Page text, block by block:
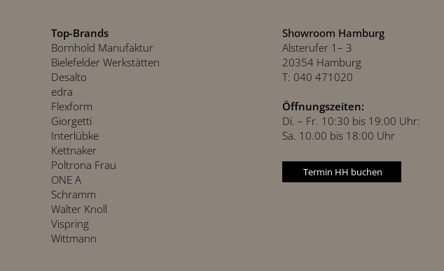
Showroom Hamburg
Alsterufer 1– 3
20354 Hamburg
T: 040 471020
Öffnungszeiten:
Di. – Fr. 10:30 bis 19:00 Uhr:
Sa. 10.00 bis 18:00 Uhr
Termin HH buchen
Top-Brands
Bornhold Manufaktur
Bielefelder Werkstätten
Desalto
edra
Flexform
Giorgetti
Interlübke
Kettnaker
Poltrona Frau
ONE A
Schramm
Walter Knoll
Vispring
Wittmann